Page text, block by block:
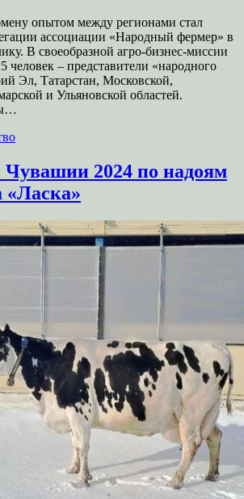
опытом между регионами стал
ассоциации «Народный фермер» в
В своеобразной агро-бизнес-миссии
человек – представители «народного
Эл, Татарстан, Московской,
и Ульяновской областей.
2024 по надоям
«Ласка»